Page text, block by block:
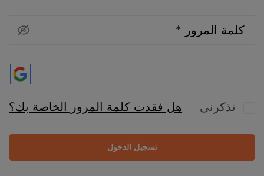
كلمة المرور *
تذكرنى هل فقدت كلمة المرور الخاصة بك؟
تسجيل الدخول